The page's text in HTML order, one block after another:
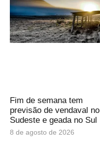
Fim de semana tem
previsão de vendaval no
Sudeste e geada no Sul
8 de agosto de 2026